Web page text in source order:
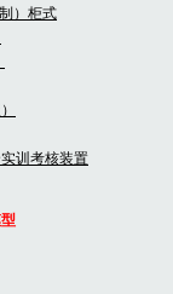
）柜式
训考核装置